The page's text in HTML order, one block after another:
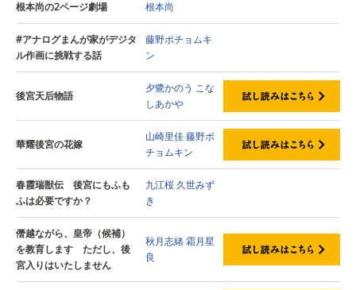
根本尚の2ページ劇場 根本尚
#アナログまんが家がデジタ
ル作画に挑戦する話
藤野ポチョムキ
ン
後宮天后物語
夕鷺かのう こな
しあかや
華耀後宮の花嫁
山崎里佳藤野ポ
チョムキン
春霞瑞獣伝 後宮にもふも
ふは必要ですか？
九江桜 久世みず
き
僭越ながら、皇帝（候補）
を教育します ただし、後
宮入りはいたしません
秋月志緒霜月星
良